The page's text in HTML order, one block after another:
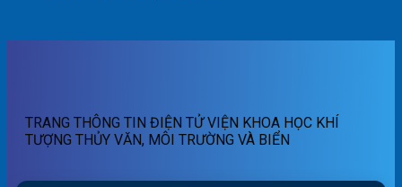
07/8/2026
01h
lũ
06/8/2026
dự
TRANG THÔNG TIN ĐIỆN TỬ VIỆN KHOA HỌC KHÍ
TƯỢNG THỦY VĂN, MÔI TRƯỜNG VÀ BIỂN